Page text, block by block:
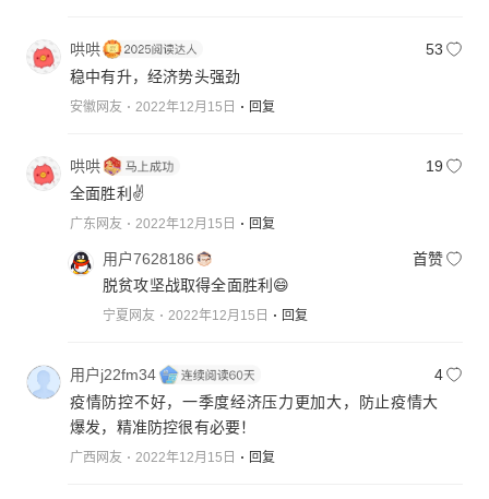
哄哄
53
稳中有升，经济势头强劲
安徽网友 2022年12月15日 回复
哄哄
19
全面胜利✌️
广东网友 2022年12月15日 回复
用户7628186
首赞
脱贫攻坚战取得全面胜利😄
宁夏网友 2022年12月15日 回复
用户j22fm34
4
疫情防控不好，一季度经济压力更加大，防止疫情大
爆发，精准防控很有必要！
广西网友 2022年12月15日 回复